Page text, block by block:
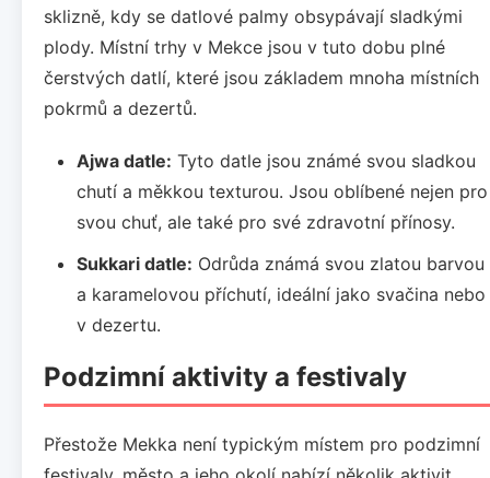
sklizně, kdy se datlové palmy obsypávají sladkými
plody. Místní trhy v Mekce jsou v tuto dobu plné
čerstvých datlí, které jsou základem mnoha místních
pokrmů a dezertů.
Ajwa datle: Tyto datle jsou známé svou sladkou
chutí a měkkou texturou. Jsou oblíbené nejen pro
svou chuť, ale také pro své zdravotní přínosy.
Sukkari datle: Odrůda známá svou zlatou barvou
a karamelovou příchutí, ideální jako svačina nebo
v dezertu.
Podzimní aktivity a festivaly
Přestože Mekka není typickým místem pro podzimní